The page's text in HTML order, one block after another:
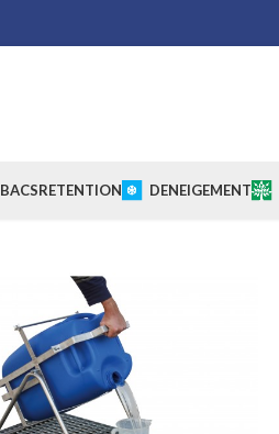
BACSRETENTION DENEIGEMENT